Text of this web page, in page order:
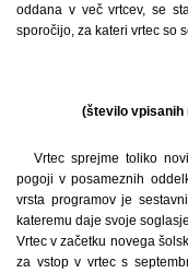
oddana v več vrtcev, se
sporočijo, za kateri vrtec so
(število vpisanih
Vrtec sprejme toliko
pogoji v posameznih
vrsta programov je
kateremu daje svoje
Vrtec v začetku novega
za vstop v vrtec s